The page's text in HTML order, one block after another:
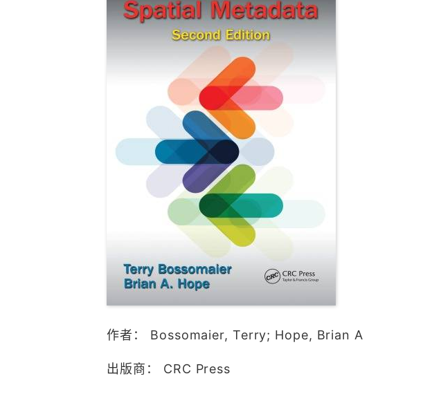
作者： Bossomaier, Terry; Hope, Brian A
出版商： CRC Press